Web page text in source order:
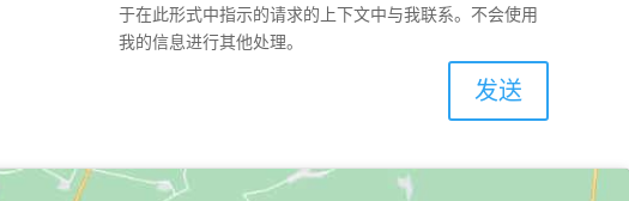
于在此形式中指示的请求的上下文中与我联系。不会使用
我的信息进行其他处理。
发送